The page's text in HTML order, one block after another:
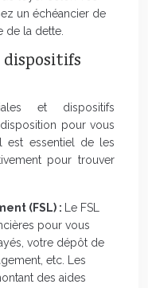
un échéancier de
de la dette.
dispositifs
et dispositifs
pour vous
est essentiel de les
pour trouver
(FSL) :
Le FSL
pour vous
votre dépôt de
etc. Les
des aides